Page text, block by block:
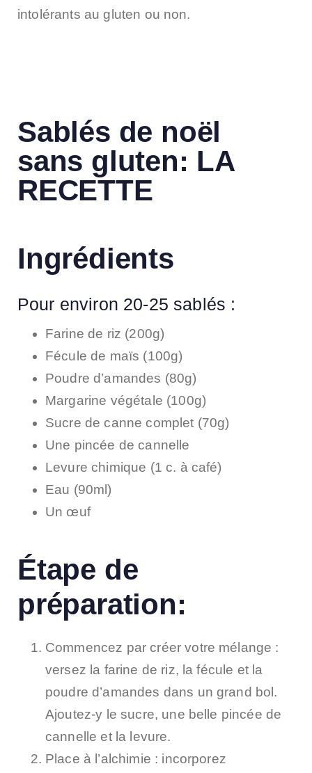
intolérants au gluten ou non.
Sablés de noël
sans gluten​: LA
RECETTE
Ingrédients
Pour environ 20-25 sablés :
Farine de riz (200g)
Fécule de maïs (100g)
Poudre d’amandes (80g)
Margarine végétale (100g)
Sucre de canne complet (70g)
Une pincée de cannelle
Levure chimique (1 c. à café)
Eau (90ml)
Un œuf
Étape de
préparation:
Commencez par créer votre mélange :
versez la farine de riz, la fécule et la
poudre d’amandes dans un grand bol.
Ajoutez-y le sucre, une belle pincée de
cannelle et la levure.
Place à l’alchimie : incorporez